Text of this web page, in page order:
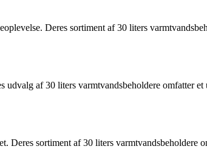
Deres sortiment af 30 liters
af 30 liters varmtvandsbeholdere omfatter
sortiment af 30 liters varmtvandsbeholdere